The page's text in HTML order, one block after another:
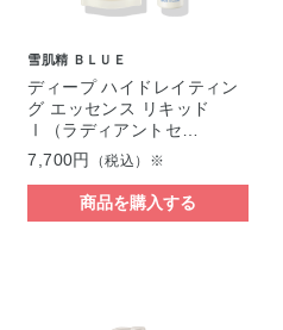
雪肌精 ＢＬＵＥ
ディープ ハイドレイティン
グ エッセンス リキッド
Ⅰ（ラディアントセ…
7,700円
（税込）※
商品を購入する